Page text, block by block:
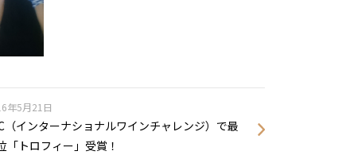
年5月21日
（インターナショナルワインチャレンジ）で最
「トロフィー」受賞！